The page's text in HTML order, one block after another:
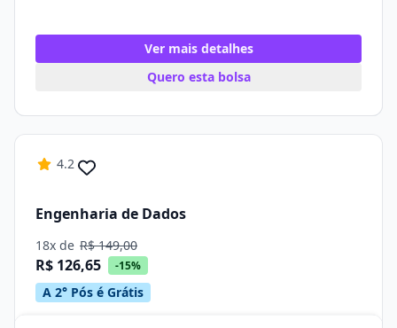
Ver mais detalhes
Quero esta bolsa
4.2
Engenharia de Dados
18x de R$ 149,00
R$ 126,65 -15%
A 2° Pós é Grátis